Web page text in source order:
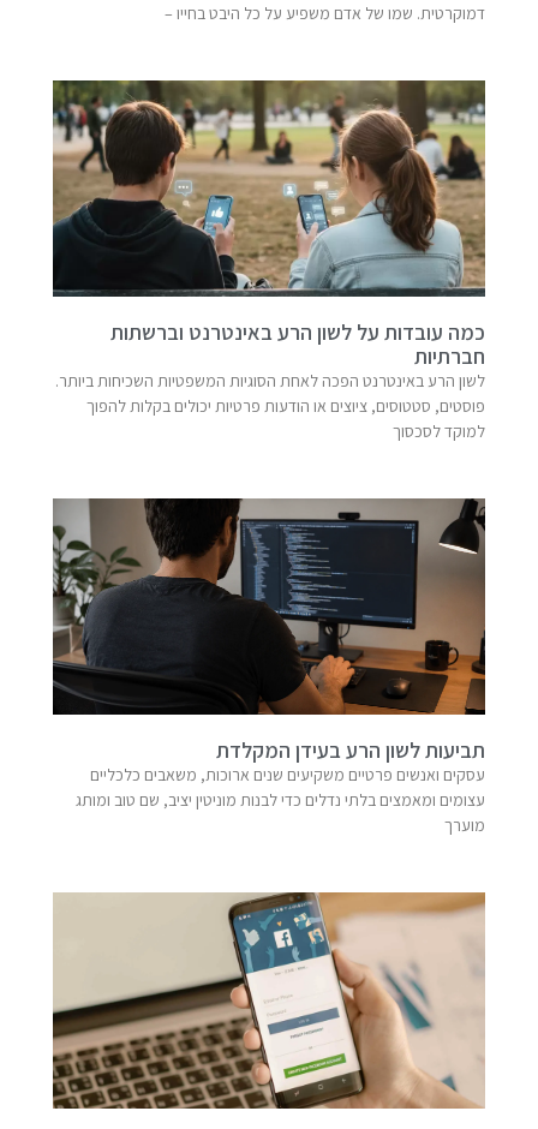
דמוקרטית. שמו של אדם משפיע על כל היבט בחייו –
כמה עובדות על לשון הרע באינטרנט וברשתות
חברתיות
לשון הרע באינטרנט הפכה לאחת הסוגיות המשפטיות השכיחות ביותר.
פוסטים, סטטוסים, ציוצים או הודעות פרטיות יכולים בקלות להפוך
למוקד לסכסוך
תביעות לשון הרע בעידן המקלדת
עסקים ואנשים פרטיים משקיעים שנים ארוכות, משאבים כלכליים
עצומים ומאמצים בלתי נדלים כדי לבנות מוניטין יציב, שם טוב ומותג
מוערך